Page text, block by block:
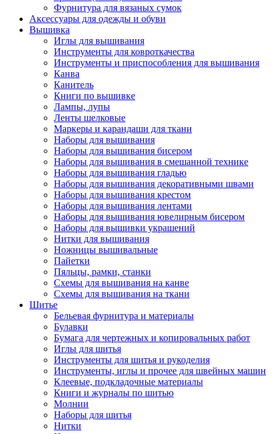
Фурнитура для вязаных сумок
Аксессуары для одежды и обуви
Вышивка
Иглы для вышивания
Инструменты для ковроткачества
Инструменты и приспособления для вышивания
Канва
Канитель
Книги по вышивке
Лампы, лупы
Ленты шелковые
Маркеры и карандаши для ткани
Наборы для вышивания
Наборы для вышивания бисером
Наборы для вышивания в смешанной технике
Наборы для вышивания гладью
Наборы для вышивания декоративными швами
Наборы для вышивания крестом
Наборы для вышивания лентами
Наборы для вышивания ювелирным бисером
Наборы для вышивки украшений
Нитки для вышивания
Ножницы вышивальные
Пайетки
Пяльцы, рамки, станки
Схемы для вышивания на канве
Схемы для вышивания на ткани
Шитье
Бельевая фурнитура и материалы
Булавки
Бумага для чертежных и копировальных работ
Иглы для шитья
Инструменты для шитья и рукоделия
Инструменты, иглы и прочее для швейных машин
Клеевые, подкладочные материалы
Книги и журналы по шитью
Молнии
Наборы для шитья
Нитки